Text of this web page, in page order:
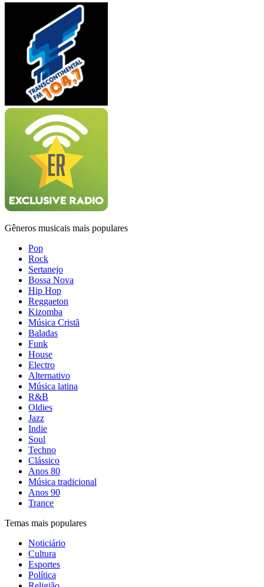
Gêneros musicais mais populares
Pop
Rock
Sertanejo
Bossa Nova
Hip Hop
Reggaeton
Kizomba
Música Cristã
Baladas
Funk
House
Electro
Alternativo
Música latina
R&B
Oldies
Jazz
Indie
Soul
Techno
Clássico
Anos 80
Música tradicional
Anos 90
Trance
Temas mais populares
Noticiário
Cultura
Esportes
Política